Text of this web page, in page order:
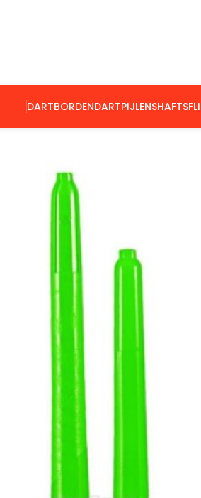
DARTBORDENDARTPIJLENSHAFTS